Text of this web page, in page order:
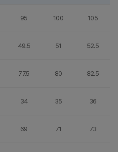
95 100 105
49.5 51 52.5
77.5 80 82.5
34 35 36
69 71 73